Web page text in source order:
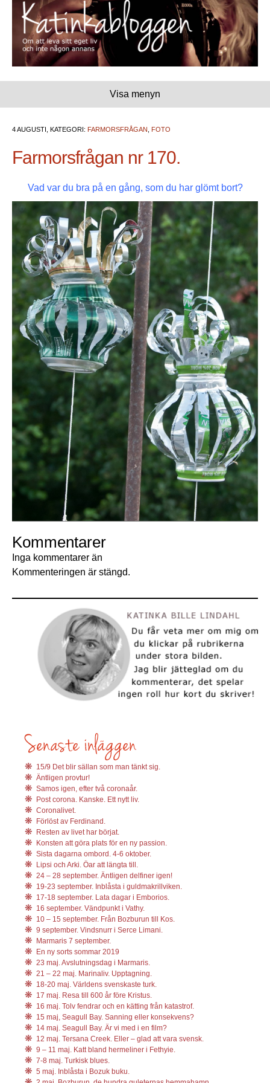
Visa menyn
4 AUGUSTI, KATEGORI: FARMORSFRÅGAN FOTO
Farmorsfrågan nr 170.
Vad var du bra på en gång, som du har glömt bort?
Kommentarer
Inga kommentarer än
Kommenteringen är stängd.
15/9 Det blir sällan som man tänkt sig.
Äntligen provtur!
Samos igen, efter två coronaår.
Post corona. Kanske. Ett nytt liv.
Coronalivet.
Förlöst av Ferdinand.
Resten av livet har börjat.
Konsten att göra plats för en ny passion.
Sista dagarna ombord. 4-6 oktober.
Lipsi och Arki. Öar att längta till.
24 – 28 september. Äntligen delfiner igen!
19-23 september. Inblåsta i guldmakrillviken.
17-18 september. Lata dagar i Emborios.
16 september. Vändpunkt i Vathy.
10 – 15 september. Från Bozburun till Kos.
9 september. Vindsnurr i Serce Limani.
Marmaris 7 september.
En ny sorts sommar 2019
23 maj. Avslutningsdag i Marmaris.
21 – 22 maj. Marinaliv. Upptagning.
18-20 maj. Världens svenskaste turk.
17 maj. Resa till 600 år före Kristus.
16 maj. Tolv fendrar och en kätting från katastrof.
15 maj, Seagull Bay. Sanning eller konsekvens?
14 maj. Seagull Bay. Är vi med i en film?
12 maj. Tersana Creek. Eller – glad att vara svensk.
9 – 11 maj. Katt bland hermeliner i Fethyie.
7-8 maj. Turkisk blues.
5 maj. Inblåsta i Bozuk buku.